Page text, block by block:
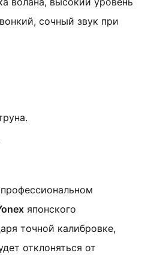
сочный звук при
японского
точной калибровке,
отклоняться от